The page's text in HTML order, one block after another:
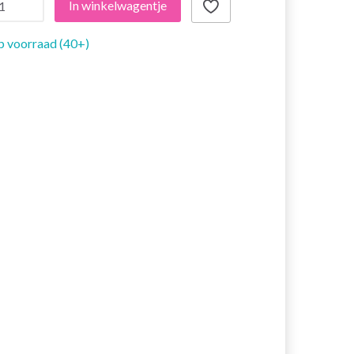
In winkelwagentje
voorraad (40+)